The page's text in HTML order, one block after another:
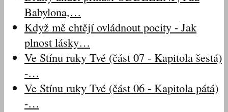
Babylona,…
Když mě chtějí ovládnout pocity - Jak
plnost lásky…
Ve Stínu ruky Tvé (část 07 - Kapitola šestá)
-…
Ve Stínu ruky Tvé (část 06 - Kapitola pátá)
-…